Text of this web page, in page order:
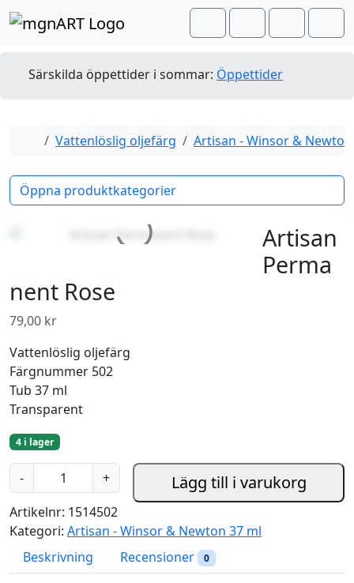
Skip to content
Skip to footer
SearchAccount
Cart
Särskilda öppettider i sommar: Öppettider
Home
Vattenlöslig oljefärg Artisan - Winsor &
Öppna produktkategorier
Artisan
Perma
nent Rose
79,00 kr
Vattenlöslig oljefärg
Färgnummer 502
Tub 37 ml
Transparent
4 i lager
-
r
t
i
+ Lägg till i varukorg
Artikelnr: 1514502
Kategori: Artisan - Winsor & Newton 37 ml
Beskrivning
Recensioner 0